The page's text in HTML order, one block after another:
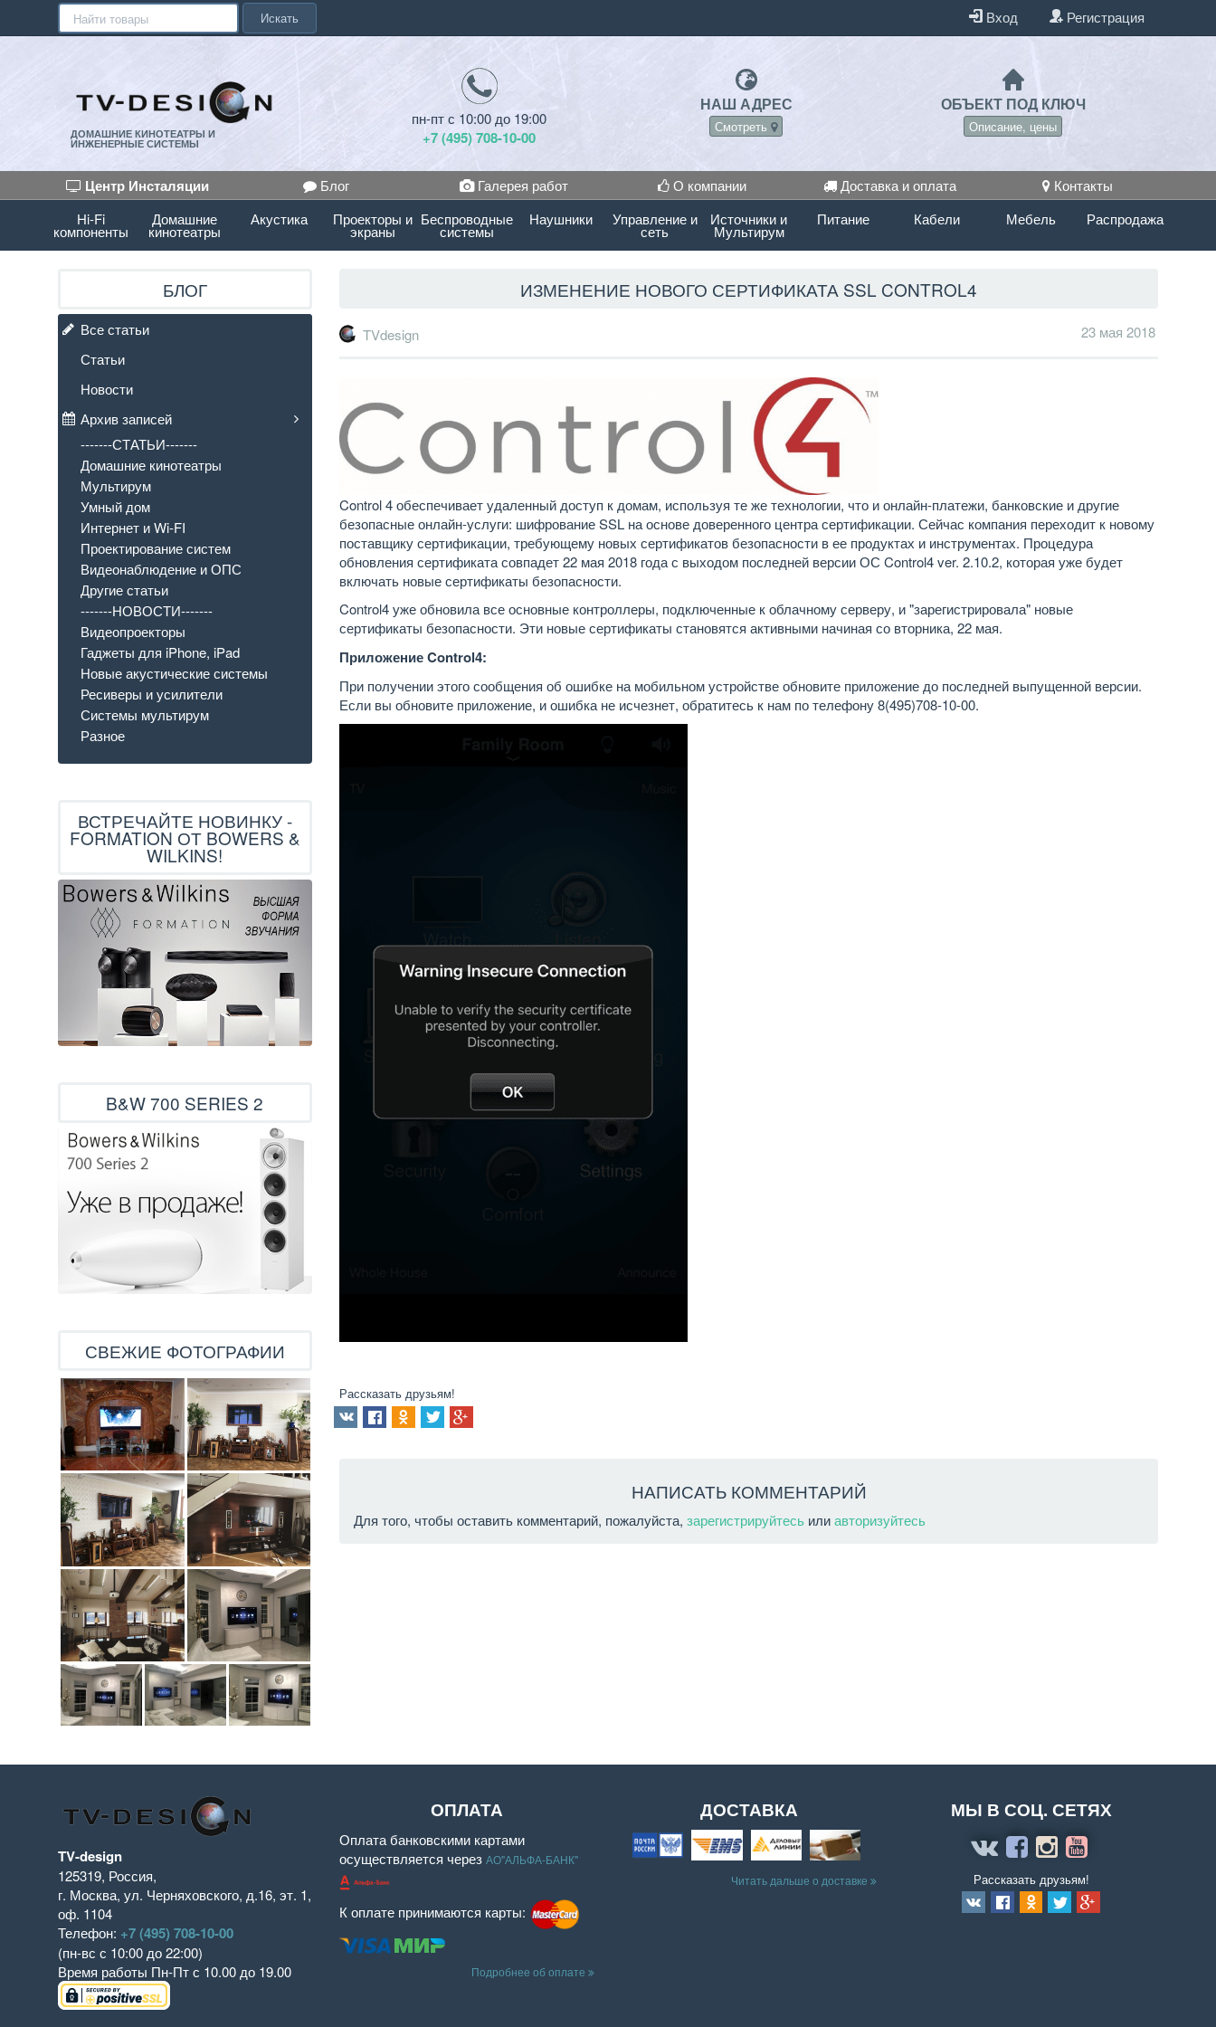
Искать Вход Регистрация
ДОМАШНИЕ КИНОТЕАТРЫ И
ИНЖЕНЕРНЫЕ СИСТЕМЫ
пн-пт с 10:00 до 19:00
+7 (495) 708-10-00
НАШ АДРЕС
Смотреть
ОБЪЕКТ ПОД КЛЮЧ
Описание, цены
Центр Инсталяции Блог Галерея работ О компании Доставка и оплата
Контакты
Hi-Fi
компоненты
Домашние
кинотеатры
Акустика Проекторы и
экраны
Беспроводные
системы
Наушники Управление и
сеть
Источники и
Мультирум
Питание Кабели Мебель Распродажа
ИЗМЕНЕНИЕ НОВОГО СЕРТИФИКАТА SSL CONTROL4
TVdesign 23 мая 2018
Control 4 обеспечивает удаленный доступ к домам, используя те же технологии, что и онлайн-платежи, банковские и другие
безопасные онлайн-услуги: шифрование SSL на основе доверенного центра сертификации. Сейчас компания переходит к новому
поставщику сертификации, требующему новых сертификатов безопасности в ее продуктах и инструментах. Процедура
обновления сертификата совпадет 22 мая 2018 года с выходом последней версии ОС Control4 ver. 2.10.2, которая уже будет
включать новые сертификаты безопасности.
Control4 уже обновила все основные контроллеры, подключенные к облачному серверу, и "зарегистрировала" новые
сертификаты безопасности. Эти новые сертификаты становятся активными начиная со вторника, 22 мая.
Приложение Control4:
При получении этого сообщения об ошибке на мобильном устройстве обновите приложение до последней выпущенной версии.
Если вы обновите приложение, и ошибка не исчезнет, обратитесь к нам по телефону 8(495)708-10-00.
Рассказать друзьям!
НАПИСАТЬ КОММЕНТАРИЙ
Для того, чтобы оставить комментарий, пожалуйста,зарегистрируйтесь илиавторизуйтесь
БЛОГ
Все статьи
Статьи
Новости
Архив записей
-------СТАТЬИ-------
Домашние кинотеатры
Мультирум
Умный дом
Интернет и Wi-FI
Проектирование систем
Видеонаблюдение и ОПС
Другие статьи
-------НОВОСТИ-------
Видеопроекторы
Гаджеты для iPhone, iPad
Новые акустические системы
Ресиверы и усилители
Системы мультирум
Разное
ВСТРЕЧАЙТЕ НОВИНКУ -
FORMATION ОТ BOWERS &
WILKINS!
B&W 700 SERIES 2
СВЕЖИЕ ФОТОГРАФИИ
TV-design
125319, Россия,
г. Москва, ул. Черняховского, д.16, эт. 1,
оф. 1104
Телефон: +7 (495) 708-10-00
(пн-вс с 10:00 до 22:00)
Время работы Пн-Пт с 10.00 до 19.00
ОПЛАТА
Оплата банковскими картами
осуществляется черезАО"АЛЬФА-БАНК"
К оплате принимаются карты:
Подробнее об оплате
ДОСТАВКА
Читать дальше о доставке
МЫ В СОЦ. СЕТЯХ
Рассказать друзьям!